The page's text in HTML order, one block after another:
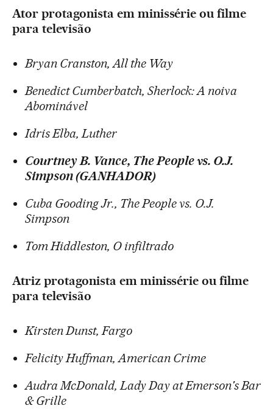
Ator protagonista em minissérie ou filme
para televisão
Bryan Cranston, All the Way
Benedict Cumberbatch, Sherlock: A noiva
Abominável
Idris Elba, Luther
Courtney B. Vance, The People vs. O.J.
Simpson (GANHADOR)
Cuba Gooding Jr., The People vs. O.J.
Simpson
Tom Hiddleston, O infiltrado
Atriz protagonista em minissérie ou filme
para televisão
Kirsten Dunst, Fargo
Felicity Huffman, American Crime
Audra McDonald, Lady Day at Emerson's Bar
& Grille